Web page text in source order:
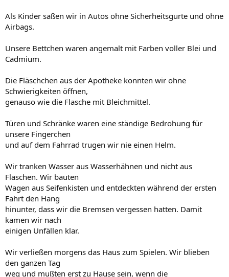
Als Kinder saßen wir in Autos ohne Sicherheitsgurte und ohne
Airbags.
Unsere Bettchen waren angemalt mit Farben voller Blei und
Cadmium.
Die Fläschchen aus der Apotheke konnten wir ohne
Schwierigkeiten öffnen,
genauso wie die Flasche mit Bleichmittel.
Türen und Schränke waren eine ständige Bedrohung für
unsere Fingerchen
und auf dem Fahrrad trugen wir nie einen Helm.
Wir tranken Wasser aus Wasserhähnen und nicht aus
Flaschen. Wir bauten
Wagen aus Seifenkisten und entdeckten während der ersten
Fahrt den Hang
hinunter, dass wir die Bremsen vergessen hatten. Damit
kamen wir nach
einigen Unfällen klar.
Wir verließen morgens das Haus zum Spielen. Wir blieben
den ganzen Tag
weg und mußten erst zu Hause sein, wenn die